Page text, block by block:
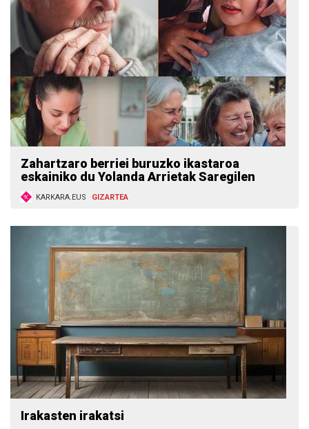
Zahartzaro berriei buruzko ikastaroa
eskainiko du Yolanda Arrietak Saregilen
KARKARA.EUS GIZARTEA
Irakasten irakatsi